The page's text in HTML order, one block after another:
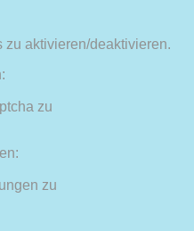
zu aktivieren/deaktivieren.
zu
zu